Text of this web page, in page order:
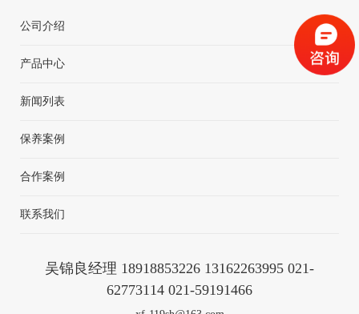
公司介绍
产品中心 +
新闻列表
保养案例
合作案例
联系我们
吴锦良经理 18918853226 13162263995 021-
62773114 021-59191466